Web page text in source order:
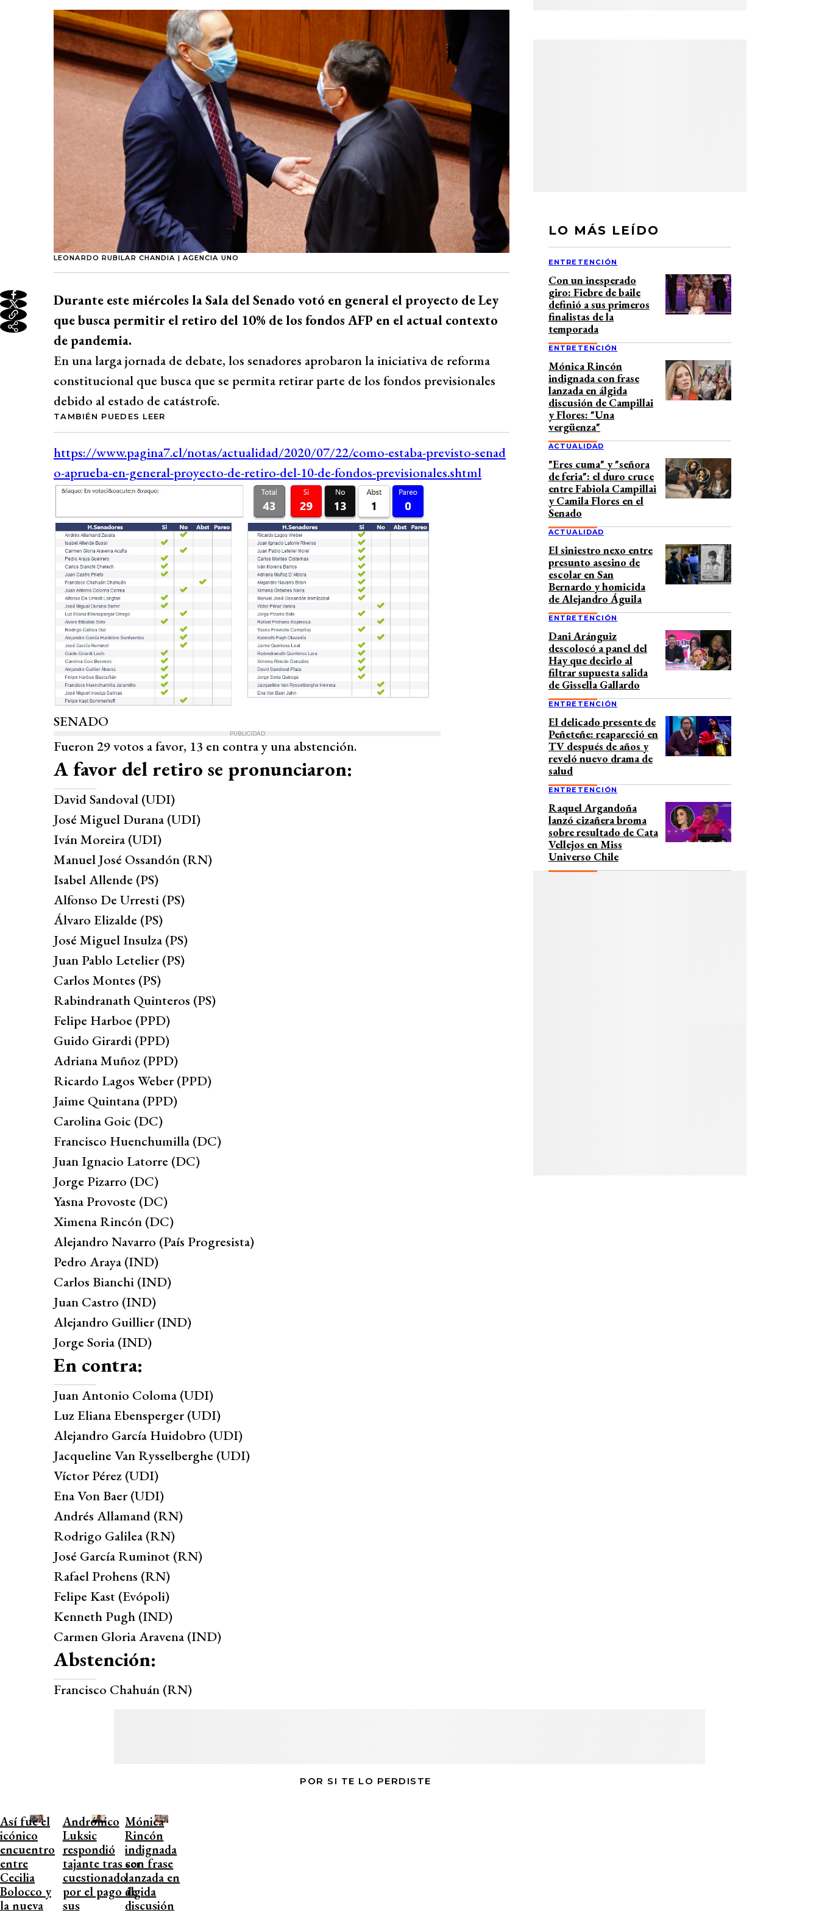
LEONARDO RUBILAR CHANDIA | AGENCIA UNO
Durante este miércoles la Sala del Senado votó en general el proyecto de Ley
que busca permitir el retiro del 10% de los fondos AFP en el actual contexto
de pandemia.
En una larga jornada de debate, los senadores aprobaron la iniciativa de reforma
constitucional que busca que se permita retirar parte de los fondos previsionales
debido al estado de catástrofe.
TAMBIÉN PUEDES LEER
SENADO
PUBLICIDAD
Fueron 29 votos a favor, 13 en contra y una abstención.
A favor del retiro se pronunciaron:
David Sandoval (UDI)
José Miguel Durana (UDI)
Iván Moreira (UDI)
Manuel José Ossandón (RN)
Isabel Allende (PS)
Alfonso De Urresti (PS)
Álvaro Elizalde (PS)
José Miguel Insulza (PS)
Juan Pablo Letelier (PS)
Carlos Montes (PS)
Rabindranath Quinteros (PS)
Felipe Harboe (PPD)
Guido Girardi (PPD)
Adriana Muñoz (PPD)
Ricardo Lagos Weber (PPD)
Jaime Quintana (PPD)
Carolina Goic (DC)
Francisco Huenchumilla (DC)
Juan Ignacio Latorre (DC)
Jorge Pizarro (DC)
Yasna Provoste (DC)
Ximena Rincón (DC)
Alejandro Navarro (País Progresista)
Pedro Araya (IND)
Carlos Bianchi (IND)
Juan Castro (IND)
Alejandro Guillier (IND)
Jorge Soria (IND)
En contra:
Juan Antonio Coloma (UDI)
Luz Eliana Ebensperger (UDI)
Alejandro García Huidobro (UDI)
Jacqueline Van Rysselberghe (UDI)
Víctor Pérez (UDI)
Ena Von Baer (UDI)
Andrés Allamand (RN)
Rodrigo Galilea (RN)
José García Ruminot (RN)
Rafael Prohens (RN)
Felipe Kast (Evópoli)
Kenneth Pugh (IND)
Carmen Gloria Aravena (IND)
Abstención:
Francisco Chahuán (RN)
LO MÁS LEÍDO
ENTRETENCIÓN
Con un inesperado
giro: Fiebre de baile
definió a sus primeros
finalistas de la
temporada
ENTRETENCIÓN
Mónica Rincón
indignada con frase
lanzada en álgida
discusión de Campillai
y Flores: "Una
vergüenza"
ACTUALIDAD
"Eres cuma" y "señora
de feria": el duro cruce
entre Fabiola Campillai
y Camila Flores en el
Senado
ACTUALIDAD
El siniestro nexo entre
presunto asesino de
escolar en San
Bernardo y homicida
de Alejandro Águila
ENTRETENCIÓN
Dani Aránguiz
descolocó a panel del
Hay que decirlo al
filtrar supuesta salida
de Gissella Gallardo
ENTRETENCIÓN
El delicado presente de
Peñeteñe: reapareció en
TV después de años y
reveló nuevo drama de
salud
ENTRETENCIÓN
Raquel Argandoña
lanzó cizañera broma
sobre resultado de Cata
Vellejos en Miss
Universo Chile
POR SI TE LO PERDISTE
Así fue el
icónico
encuentro
entre
Cecilia
Bolocco y
la nueva
Andrónico
Luksic
respondió
tajante tras ser
cuestionado
por el pago de
sus
Mónica
Rincón
indignada
con frase
lanzada en
álgida
discusión